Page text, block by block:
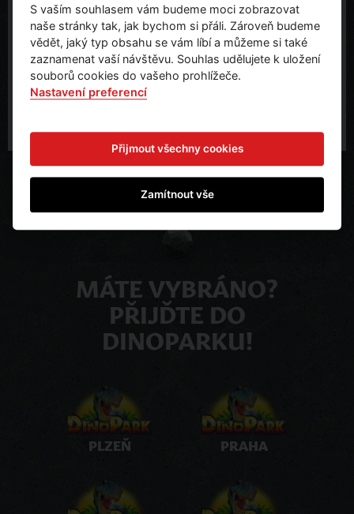
Bucharova 2657/12
Building C 4th floor
158 00 Praha 5
Česká republika
vyroba@danielson.cz
MÁTE VYBRÁNO?
PŘIJĎTE DO
DINOPARKU!
PLZEŇ PRAHA
S vaším souhlasem vám budeme moci zobrazovat
naše stránky tak, jak bychom si přáli. Zároveň budeme
vědět, jaký typ obsahu se vám líbí a můžeme si také
zaznamenat vaší návštěvu. Souhlas udělujete k uložení
souborů cookies do vašeho prohlížeče.
Nastavení preferencí
Přijmout všechny cookies
Zamítnout vše